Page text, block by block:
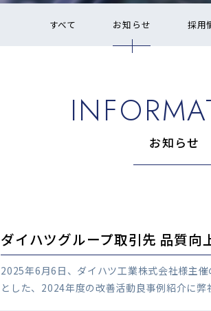
すべて お知らせ 採用
お知らせ
ダイハツグループ取引先 品質
2025年6月6日、ダイハツ工業株式会社様主
とした、2024年度の改善活動良事例紹介に